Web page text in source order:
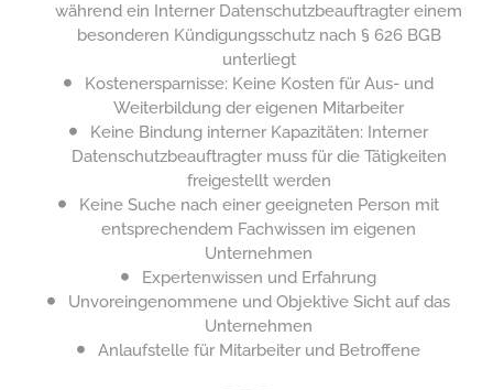
während ein Interner Datenschutzbeauftragter einem
besonderen Kündigungsschutz nach § 626 BGB
unterliegt
Kostenersparnisse: Keine Kosten für Aus- und
Weiterbildung der eigenen Mitarbeiter
Keine Bindung interner Kapazitäten: Interner
Datenschutzbeauftragter muss für die Tätigkeiten
freigestellt werden
Keine Suche nach einer geeigneten Person mit
entsprechendem Fachwissen im eigenen
Unternehmen
Expertenwissen und Erfahrung
Unvoreingenommene und Objektive Sicht auf das
Unternehmen
Anlaufstelle für Mitarbeiter und Betroffene